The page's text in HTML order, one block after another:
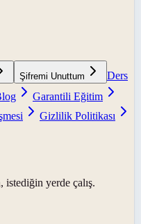
Şifremi Unuttum
Ders
Garantili Eğitim
Gizlilik Politikası
yerde çalış.